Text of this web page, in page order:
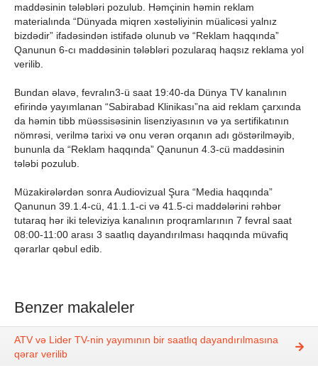
maddəsinin tələbləri pozulub. Həmçinin həmin reklam
materialında “Dünyada miqren xəstəliyinin müalicəsi yalnız
bizdədir” ifadəsindən istifadə olunub və “Reklam haqqında”
Qanunun 6-cı maddəsinin tələbləri pozularaq haqsız reklama yol
verilib.
Bundan əlavə, fevralın3-ü saat 19:40-da Dünya TV kanalının
efirində yayımlanan “Sabirabad Klinikası”na aid reklam çarxında
da həmin tibb müəssisəsinin lisenziyasının və ya sertifikatının
nömrəsi, verilmə tarixi və onu verən orqanın adı göstərilməyib,
bununla da “Reklam haqqında” Qanunun 4.3-cü maddəsinin
tələbi pozulub.
Müzakirələrdən sonra Audiovizual Şura “Media haqqında”
Qanunun 39.1.4-cü, 41.1.1-ci və 41.5-ci maddələrini rəhbər
tutaraq hər iki televiziya kanalının proqramlarının 7 fevral saat
08:00-11:00 arası 3 saatlıq dayandırılması haqqında müvafiq
qərarlar qəbul edib.
Benzer makaleler
ATV və Lider TV-nin yayımının bir saatlıq dayandırılmasına
qərar verilib